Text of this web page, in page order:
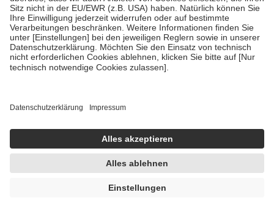
mit Ausnahme der Fahrkosten
• Untersuchungen zur Vorsorge und Früherkennung, die von der
GKV getragen werden
• empfohlenen Schutzimpfungen
• Harn- und Blutteststreifen
getroffen, um sicherzustellen, dass es sich um echte Bewertungen
https://help.etrusted.com/hc/de/articles/4419944605341
Einige Bilder und Inhalte wurden unter Zuhilfenahme künstlicher